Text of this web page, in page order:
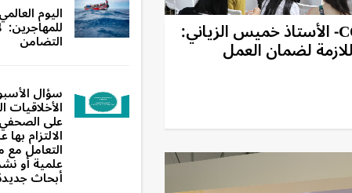
قمة المناخ COP27- الأستاذ خميس الزياني:
لضمان العمل
اليوم العالمي
للمهاجرين:
التضامن
سؤال
على
الالتزام بها
التعامل
علمية أو
أبحاث